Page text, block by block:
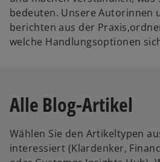
bedeuten. Unsere Autorinnen
berichten aus der
welche Handlungsoptionen
Alle Blog-Artikel
Wählen Sie den Artikeltypen
interessiert (Klardenker,